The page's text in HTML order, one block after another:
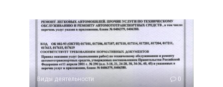
Виды деятельности 0